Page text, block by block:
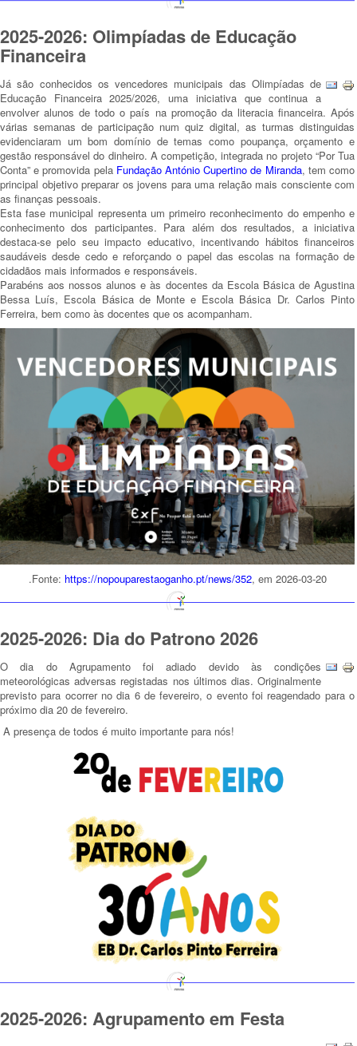
2025-2026: Olimpíadas de Educação
Financeira
Já são conhecidos os vencedores municipais das Olimpíadas de
Educação Financeira 2025/2026, uma iniciativa que continua a
envolver alunos de todo o país na promoção da literacia financeira. Após
várias semanas de participação num quiz digital, as turmas distinguidas
evidenciaram um bom domínio de temas como poupança, orçamento e
gestão responsável do dinheiro. A competição, integrada no projeto “Por Tua
Conta” e promovida pela Fundação António Cupertino de Miranda, tem como
principal objetivo preparar os jovens para uma relação mais consciente com
as finanças pessoais.
Esta fase municipal representa um primeiro reconhecimento do empenho e
conhecimento dos participantes. Para além dos resultados, a iniciativa
destaca-se pelo seu impacto educativo, incentivando hábitos financeiros
saudáveis desde cedo e reforçando o papel das escolas na formação de
cidadãos mais informados e responsáveis.
Parabéns aos nossos alunos e às docentes da Escola Básica de Agustina
Bessa Luís, Escola Básica de Monte e Escola Básica Dr. Carlos Pinto
Ferreira, bem como às docentes que os acompanham.
.Fonte: https://nopouparestaoganho.pt/news/352, em 2026-03-20
2025-2026: Dia do Patrono 2026
O dia do Agrupamento foi adiado devido às condições
meteorológicas adversas registadas nos últimos dias. Originalmente
previsto para ocorrer no dia 6 de fevereiro, o evento foi reagendado para o
próximo dia 20 de fevereiro.
A presença de todos é muito importante para nós!
2025-2026: Agrupamento em Festa